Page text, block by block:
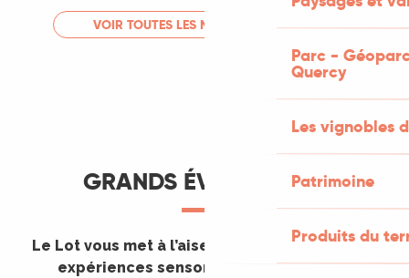
Parc -
Quercy
Les vignobles
Patrimoine
Produits du
LIRE LA SUITE
VOIR TOUTES LES MANIFESTATIONS
GRANDS ÉVÈNEMENTS
Le Lot vous met à l’aise en vous invitant à des
expériences sensorielles étonnantes !